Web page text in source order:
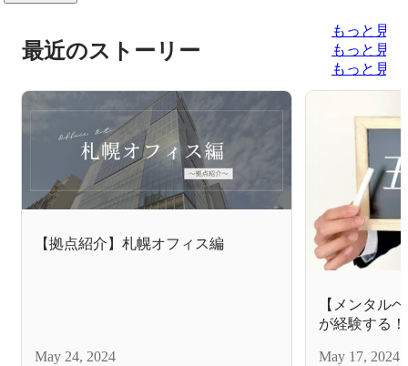
最近のストーリー
もっと見る
もっと見る
もっと見る
【拠点紹介】札幌オフィス編
May 24, 2024
【メンタル
が経験する
May 17, 2024